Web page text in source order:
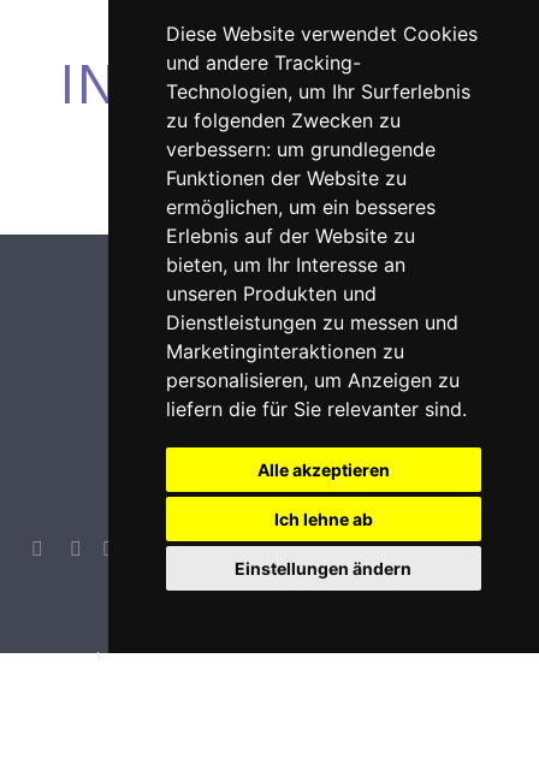
Diese Website verwendet Cookies
und andere Tracking-
Technologien, um Ihr Surferlebnis
zu folgenden Zwecken zu
verbessern: um grundlegende
Funktionen der Website zu
ermöglichen, um ein besseres
Erlebnis auf der Website zu
bieten, um Ihr Interesse an
unseren Produkten und
Dienstleistungen zu messen und
Marketinginteraktionen zu
personalisieren, um Anzeigen zu
liefern die für Sie relevanter sind.
Alle akzeptieren
Ich lehne ab
Einstellungen ändern
IN PARADISUM
Impressum Datenschutz Login